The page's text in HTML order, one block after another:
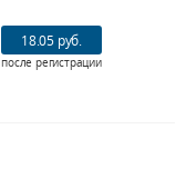
18.05 руб.
после регистрации